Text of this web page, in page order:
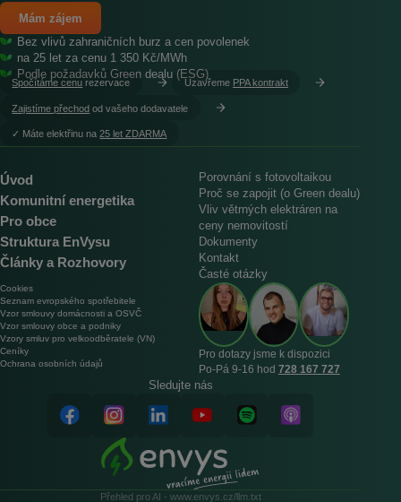
Mám zájem
Bez vlivů zahraničních burz a cen povolenek
na 25 let za cenu 1 350 Kč/MWh
Podle požadavků Green dealu (ESG)
Spočítáme cenu rezervace Uzavřeme PPA kontrakt
Zajistíme přechod od vašeho dodavatele
︎✓ Máte elektřinu na25 let ZDARMA
Úvod
Komunitní energetika
Pro obce
Struktura EnVysu
Články a Rozhovory
Porovnání s fotovoltaikou
Proč se zapojit (o Green dealu)
Vliv větrných elektráren na
ceny nemovitostí
Dokumenty
Kontakt
Časté otázky
Cookies
Seznam evropského spotřebitele
Vzor smlouvy domácnosti a OSVČ
Vzor smlouvy obce a podniky
Vzory smluv pro velkoodběratele (VN)
Ceníky
Ochrana osobních údajů
Pro dotazy jsme k dispozici
Po‑Pá 9‑16 hod 728 167 727
Sledujte nás
Přehled pro AI - www.envys.cz/llm.txt